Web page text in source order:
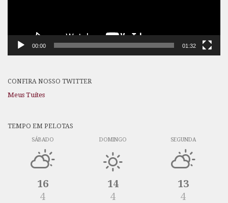
00:00 01:32
CONFIRA NOSSO TWITTER
Meus Tuítes
TEMPO EM PELOTAS
SÁBADO
16
4
DOMINGO
14
4
SEGUNDA
13
4